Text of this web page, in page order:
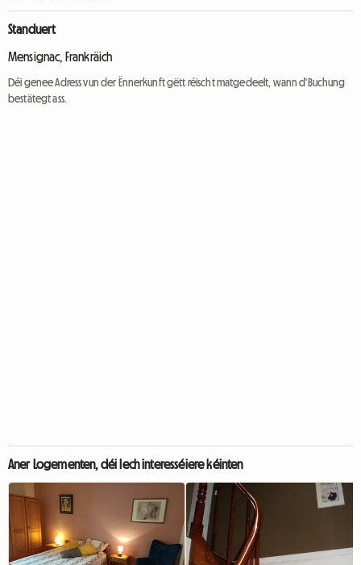
Standuert
Mensignac, Frankräich
Déi genee Adress vun der Ënnerkunft gëtt réischt matgedeelt, wann d'Buchung
bestätegt ass.
Aner Logementen, déi Iech interesséiere kéinten